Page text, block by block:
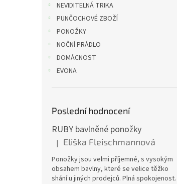
NEVIDITELNÁ TRIKA
PUNČOCHOVÉ ZBOŽÍ
PONOŽKY
NOČNÍ PRÁDLO
DOMÁCNOST
EVONA
Poslední hodnocení
RUBY bavlněné ponožky
Hodnocení produktu je 5 z 5 hvězdiček.
| Eliška Fleischmannová
Ponožky jsou velmi příjemné, s vysokým
obsahem bavlny, které se velice těžko
shání u jiných prodejců. Plná spokojenost.